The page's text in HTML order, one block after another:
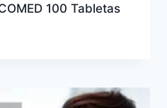
100 Tabletas